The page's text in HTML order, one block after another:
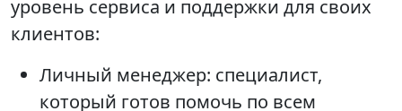
уровень сервиса и поддержки для своих
клиентов:
Личный менеджер: специалист,
который готов помочь по всем